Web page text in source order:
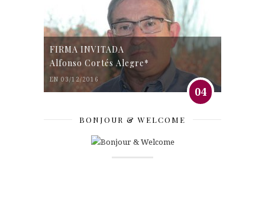
FIRMA INVITADA
Alfonso Cortés Alegre*
EN 03/12/2016
04
BONJOUR & WELCOME